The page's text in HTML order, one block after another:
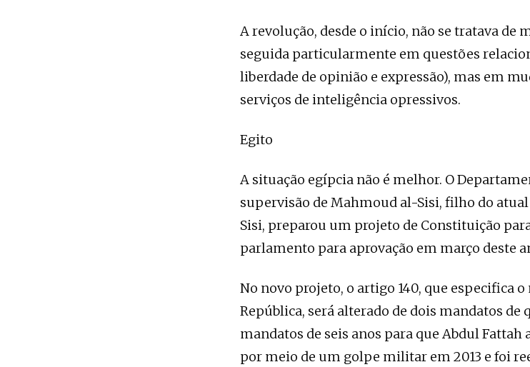
A revolução, desde o início, não se tratava de
seguida particularmente em questões
liberdade de opinião e expressão), mas em
serviços de inteligência opressivos.
Egito
A situação egípcia não é melhor. O
supervisão de Mahmoud al-Sisi, filho do
Sisi, preparou um projeto de Constituição
parlamento para aprovação em março deste
No novo projeto, o artigo 140, que especifica
República, será alterado de dois mandatos de
mandatos de seis anos para que Abdul Fattah
por meio de um golpe militar em 2013 e foi